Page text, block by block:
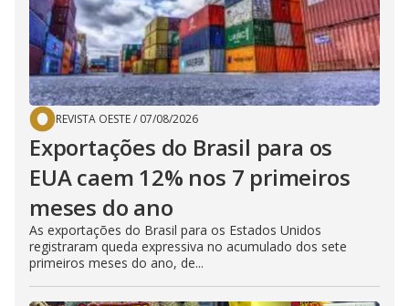
REVISTA OESTE/ 07/08/2026
Exportações do Brasil para os
EUA caem 12% nos 7 primeiros
meses do ano
As exportações do Brasil para os Estados Unidos
registraram queda expressiva no acumulado dos sete
primeiros meses do ano, de...